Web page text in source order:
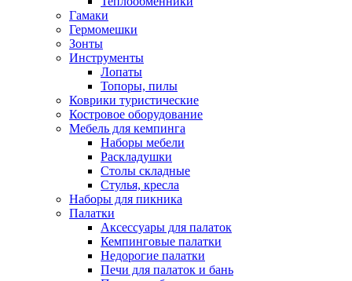
Гамаки
Гермомешки
Зонты
Инструменты
Лопаты
Топоры, пилы
Коврики туристические
Костровое оборудование
Мебель для кемпинга
Наборы мебели
Раскладушки
Столы складные
Стулья, кресла
Наборы для пикника
Палатки
Аксессуары для палаток
Кемпинговые палатки
Недорогие палатки
Печи для палаток и бань